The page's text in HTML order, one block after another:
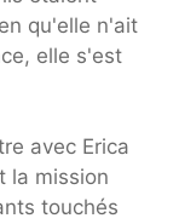
qu'elle n'ait
elle s'est
avec Erica
la mission
touchés